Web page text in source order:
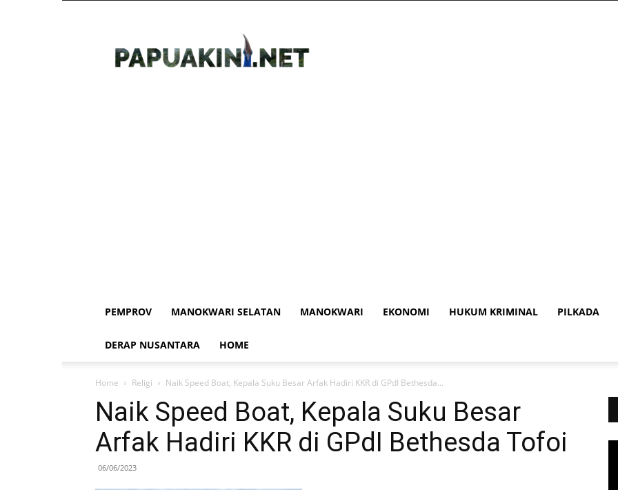
PEMPROV MANOKWARI SELATAN MANOKWARI EKONOMI HUKUM KRIMINAL PILKADA
DERAP NUSANTARA HOME
Home Religi Naik Speed Boat, Kepala Suku Besar Arfak Hadiri KKR di GPdI Bethesda...
Naik Speed Boat, Kepala Suku Besar
Arfak Hadiri KKR di GPdI Bethesda Tofoi
06/06/2023